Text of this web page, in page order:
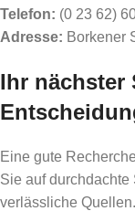
Telefon: (0 23 62)
Adresse: Borkener
Ihr nächster
Eine gute
Sie auf durchdachte
verlässliche